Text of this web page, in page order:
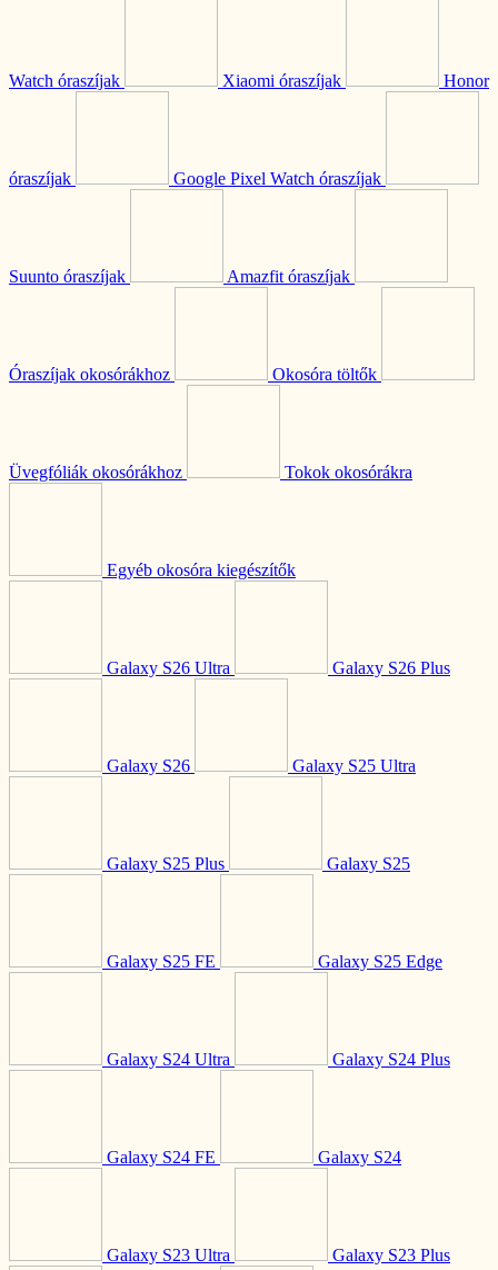
Watch óraszíjak Xiaomi óraszíjak Honor
óraszíjak Google Pixel Watch óraszíjak
Suunto óraszíjak Amazfit óraszíjak
Óraszíjak okosórákhoz Okosóra töltők
Üvegfóliák okosórákhoz Tokok okosórákra
Egyéb okosóra kiegészítők
Galaxy S26 Ultra Galaxy S26 Plus
Galaxy S26 Galaxy S25 Ultra
Galaxy S25 Plus Galaxy S25
Galaxy S25 FE Galaxy S25 Edge
Galaxy S24 Ultra Galaxy S24 Plus
Galaxy S24 FE Galaxy S24
Galaxy S23 Ultra Galaxy S23 Plus